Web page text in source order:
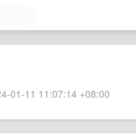
01-11 11:07:14 +08:00